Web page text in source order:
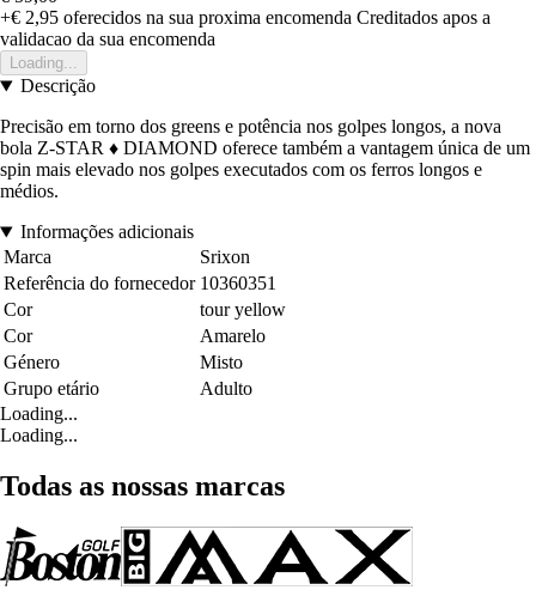
+€ 2,95 oferecidos na sua proxima encomenda Creditados apos a
validacao da sua encomenda
Loading...
Descrição
Precisão em torno dos greens e potência nos golpes longos, a nova
bola Z-STAR ♦ DIAMOND oferece também a vantagem única de um
spin mais elevado nos golpes executados com os ferros longos e
médios.
Informações adicionais
Marca
Srixon
Referência do fornecedor 10360351
Cor
tour yellow
Cor
Amarelo
Género
Misto
Grupo etário
Adulto
Loading...
Loading...
Todas as nossas marcas